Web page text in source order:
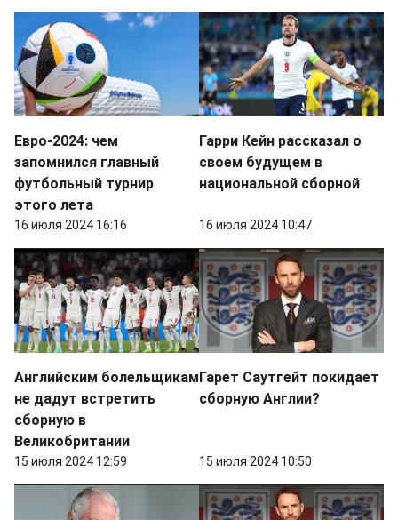
Евро-2024: чем
запомнился главный
футбольный турнир
этого лета
16 июля 2024 16:16
Гарри Кейн рассказал о
своем будущем в
национальной сборной
16 июля 2024 10:47
Английским болельщикам
не дадут встретить
сборную в
Великобритании
15 июля 2024 12:59
Гарет Саутгейт покидает
сборную Англии?
15 июля 2024 10:50